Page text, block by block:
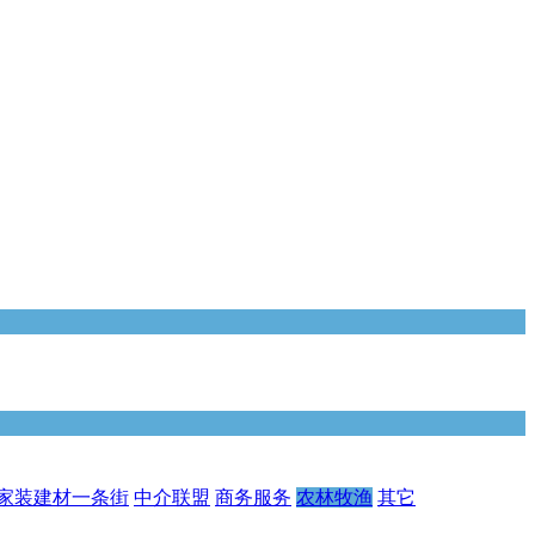
装建材一条街 中介联盟 商务服务 农林牧渔 其它